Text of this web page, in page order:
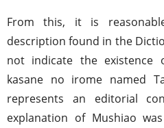
From this, it is
description found in the
not indicate the existence
kasane no irome named
represents an editorial
explanation of Mushiao